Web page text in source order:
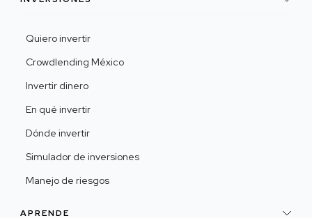
Quiero invertir
Crowdlending México
Invertir dinero
En qué invertir
Dónde invertir
Simulador de inversiones
Manejo de riesgos
APRENDE